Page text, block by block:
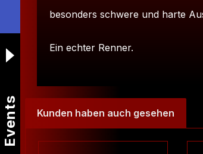
besonders schwere und harte
Ein echter Renner.
Kunden haben auch gesehen
Events